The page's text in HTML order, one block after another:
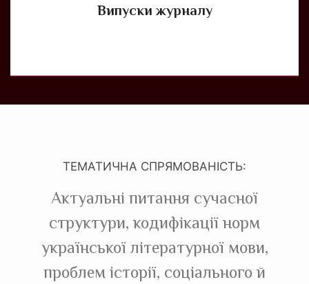
Випуски журналу
ТЕМАТИЧНА СПРЯМОВАНІСТЬ:
Актуальні питання сучасної
структури, кодифікації норм
української літературної мови,
проблем історії, соціального й